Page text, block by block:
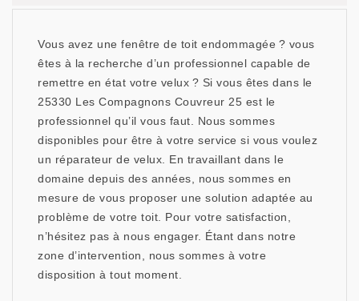
Vous avez une fenêtre de toit endommagée ? vous
êtes à la recherche d’un professionnel capable de
remettre en état votre velux ? Si vous êtes dans le
25330 Les Compagnons Couvreur 25 est le
professionnel qu’il vous faut. Nous sommes
disponibles pour être à votre service si vous voulez
un réparateur de velux. En travaillant dans le
domaine depuis des années, nous sommes en
mesure de vous proposer une solution adaptée au
problème de votre toit. Pour votre satisfaction,
n’hésitez pas à nous engager. Étant dans notre
zone d’intervention, nous sommes à votre
disposition à tout moment.